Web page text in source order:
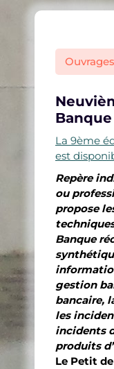
Ouvrages
Banque
La 9ème
est
Repère
ou
propose
Banque
gestion
bancaire,
les
incidents
produits
Le Petit